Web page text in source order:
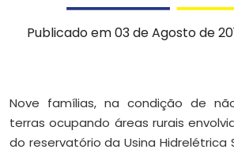
Publicado em 03 de Agosto de
Nove famílias, na condição de
terras ocupando áreas rurais
do reservatório da Usina Hidrelétrica